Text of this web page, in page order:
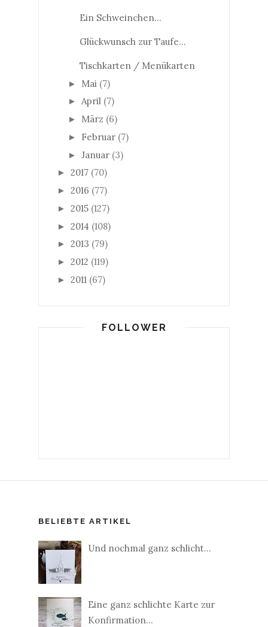
Ein Schweinchen...
Glückwunsch zur Taufe...
Tischkarten / Menükarten
► Mai (7)
► April (7)
► März (6)
► Februar (7)
► Januar (3)
► 2017 (70)
► 2016 (77)
► 2015 (127)
► 2014 (108)
► 2013 (79)
► 2012 (119)
► 2011 (67)
FOLLOWER
BELIEBTE ARTIKEL
Und nochmal ganz schlicht...
Eine ganz schlichte Karte zur
Konfirmation...